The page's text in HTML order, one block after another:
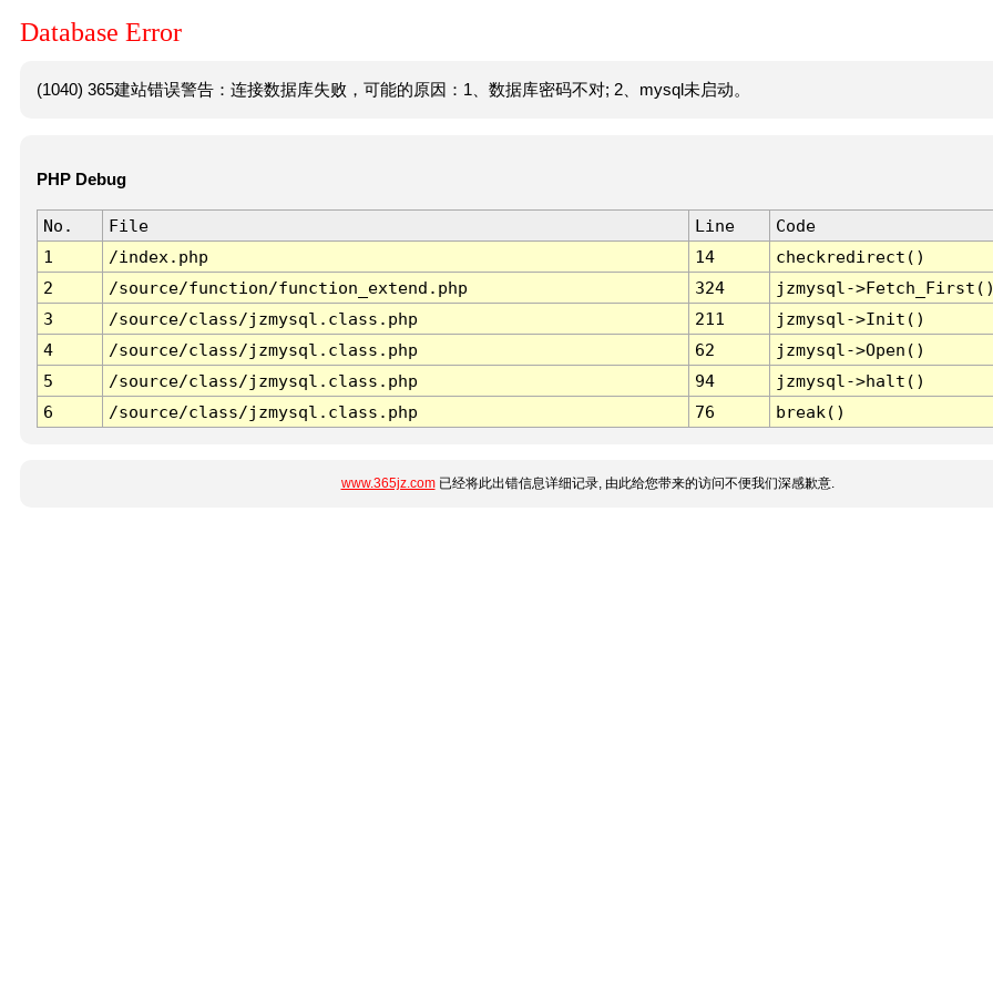
Database Error
(1040) 365建站错误警告：连接数据库失败，可能的原因：1、数据库密码不对; 2、mysql未启动。
PHP Debug
No. File Line
Code
1
/index.php 14
checkredirect()
2
/source/function/function_extend.php 324
jzmysql-
3
/source/class/jzmysql.class.php 211
jzmysql->Init()
4
/source/class/jzmysql.class.php 62
jzmysql->Open()
5
/source/class/jzmysql.class.php 94
jzmysql->halt()
6
/source/class/jzmysql.class.php 76 break()
www.365jz.com已经将此出错信息详细记录, 由此给您带来的访问不便我们深感歉意.